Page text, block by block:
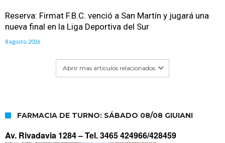
Reserva: Firmat F.B.C. venció a San Martín y jugará una
nueva final en la Liga Deportiva del Sur
8 agosto, 2026
Abrir mas artículos relacionados
FARMACIA DE TURNO: SÁBADO 08/08 GIUIANI
Av. Rivadavia 1284 –Tel. 3465 424966/428459